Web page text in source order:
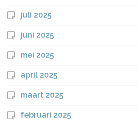
juli 2025
juni 2025
mei 2025
april 2025
maart 2025
februari 2025